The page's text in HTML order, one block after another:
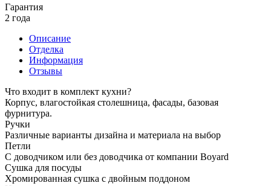
Гарантия
2 года
Описание
Отделка
Информация
Отзывы
Что входит в комплект кухни?
Корпус, влагостойкая столешница, фасады, базовая
фурнитура.
Ручки
Различные варианты дизайна и материала на выбор
Петли
С доводчиком или без доводчика от компании Boyard
Сушка для посуды
Хромированная сушка с двойным поддоном